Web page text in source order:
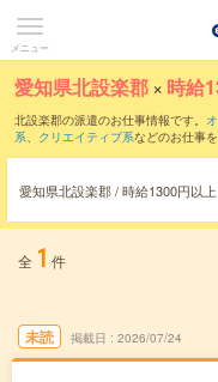
メニュー
愛知県北設楽郡 × 時給
北設楽郡の派遣のお仕事情報です。
系、 クリエイティブ系などのお仕事
愛知県北設楽郡 / 時給1300円以上
全 1 件
未読 掲載日 2026/07/24